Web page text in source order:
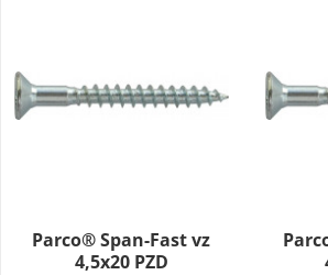
Parco® Span-Fast vz
4,5x20 PZD